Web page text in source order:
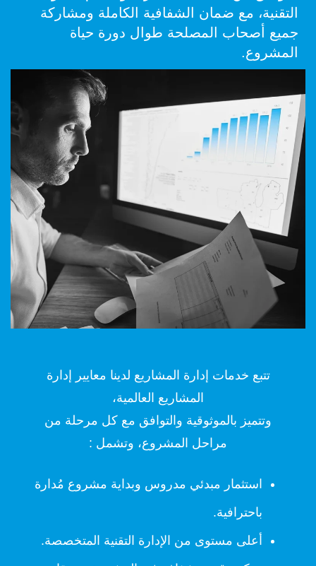
التقنية، مع ضمان الشفافية الكاملة ومشاركة
جميع أصحاب المصلحة طوال دورة حياة
المشروع.
تتبع خدمات إدارة المشاريع لدينا معايير إدارة
المشاريع العالمية،
وتتميز بالموثوقية والتوافق مع كل مرحلة من
مراحل المشروع، وتشمل :
استثمار مبدئي مدروس وبداية مشروع مُدارة
باحترافية.
أعلى مستوى من الإدارة التقنية المتخصصة.